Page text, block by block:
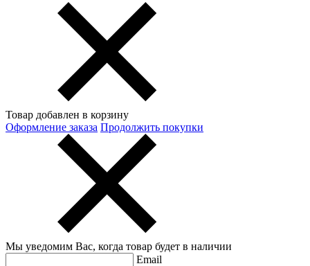
Товар добавлен в корзину
Оформление заказа Продолжить покупки
Мы уведомим Вас, когда товар будет в наличии
Email